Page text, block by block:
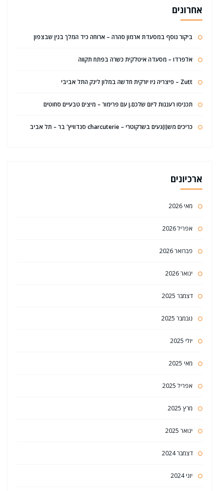
אחרונים
ביקור נוסף במסעדת ארמון סהרה – ארוחה כיד המלך בנין שבצפון
אלפרדו – מסעדה איטלקית כשרה בפתח תקווה
Zutt – פיצריה ניו יורקית חדשה במלון לינק התל אביבי
תכניסו רעננות ליום שלכם.ן עם פרימור – מיצים טבעיים סחוטים
כריכים מש(ו)געים בשרקוטרי – charcuterie סנדוויץ' בר – תל אביב
ארכיונים
מאי 2026
אפריל 2026
פברואר 2026
ינואר 2026
דצמבר 2025
נובמבר 2025
יולי 2025
מאי 2025
אפריל 2025
מרץ 2025
ינואר 2025
דצמבר 2024
יוני 2024